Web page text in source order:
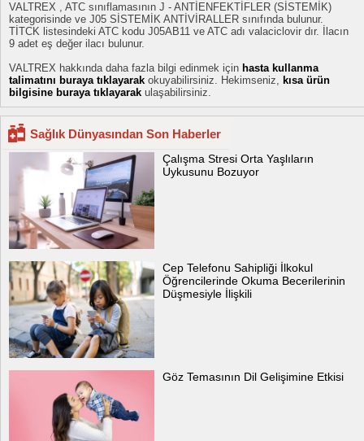
VALTREX , ATC sınıflamasının J - ANTİENFEKTİFLER (SİSTEMİK)
kategorisinde ve J05 SİSTEMİK ANTİVİRALLER sınıfında bulunur.
TİTCK listesindeki ATC kodu J05AB11 ve ATC adı valaciclovir dır. İlacın
9 adet eş değer ilacı bulunur.
VALTREX hakkında daha fazla bilgi edinmek için hasta kullanma
talimatını buraya tıklayarak okuyabilirsiniz. Hekimseniz, kısa ürün
bilgisine buraya tıklayarak ulaşabilirsiniz.
Sağlık Dünyasından Son Haberler
Çalışma Stresi Orta Yaşlıların
Uykusunu Bozuyor
Cep Telefonu Sahipliği İlkokul
Öğrencilerinde Okuma Becerilerinin
Düşmesiyle İlişkili
Göz Temasının Dil Gelişimine Etkisi